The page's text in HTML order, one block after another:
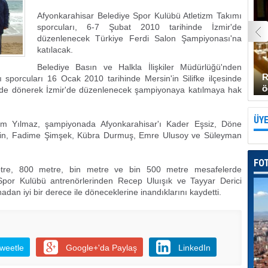
Afyonkarahisar Belediye Spor Kulübü Atletizm Takımı
sporcuları, 6-7 Şubat 2010 tarihinde İzmir'de
düzenlenecek Türkiye Ferdi Salon Şampiyonası'na
katılacak.
Belediye Basın ve Halkla İlişkiler Müdürlüğü'nden
sporcuları 16 Ocak 2010 tarihinde Mersin'in Silifke ilçesinde
dönerek İzmir'de düzenlenecek şampiyonaya katılmaya hak
Yılmaz, şampiyonada Afyonkarahisar'ı Kader Eşsiz, Döne
Fadime Şimşek, Kübra Durmuş, Emre Ulusoy ve Süleyman
800 metre, bin metre ve bin 500 metre mesafelerde
Kulübü antrenörlerinden Recep Uluışık ve Tayyar Derici
iyi bir derece ile döneceklerine inandıklarını kaydetti.
Google+'da Paylaş LinkedIn